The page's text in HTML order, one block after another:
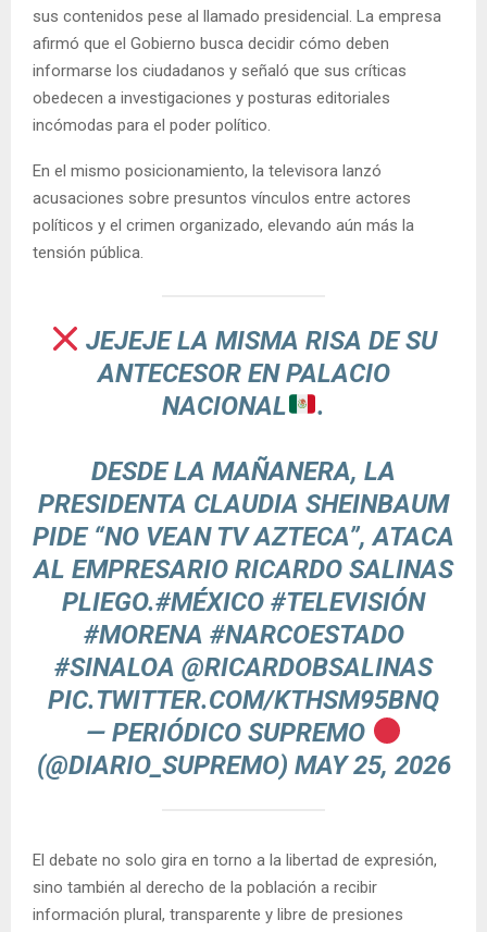
sus contenidos pese al llamado presidencial. La empresa
afirmó que el Gobierno busca decidir cómo deben
informarse los ciudadanos y señaló que sus críticas
obedecen a investigaciones y posturas editoriales
incómodas para el poder político.
En el mismo posicionamiento, la televisora lanzó
acusaciones sobre presuntos vínculos entre actores
políticos y el crimen organizado, elevando aún más la
tensión pública.
JEJEJE LA MISMA RISA DE SU
ANTECESOR EN PALACIO
NACIONAL
.
DESDE LA MAÑANERA, LA
PRESIDENTA CLAUDIA SHEINBAUM
PIDE “NO VEAN TV AZTECA”, ATACA
AL EMPRESARIO RICARDO SALINAS
PLIEGO.#MÉXICO #TELEVISIÓN
#MORENA #NARCOESTADO
#SINALOA @RICARDOBSALINAS
PIC.TWITTER.COM/KTHSM95BNQ
— PERIÓDICO SUPREMO
(@DIARIO_SUPREMO) MAY 25, 2026
El debate no solo gira en torno a la libertad de expresión,
sino también al derecho de la población a recibir
información plural, transparente y libre de presiones